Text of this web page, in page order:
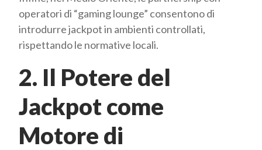
operatori di “gaming lounge” consentono di
introdurre jackpot in ambienti controllati,
rispettando le normative locali.
2. Il Potere del
Jackpot come
Motore di